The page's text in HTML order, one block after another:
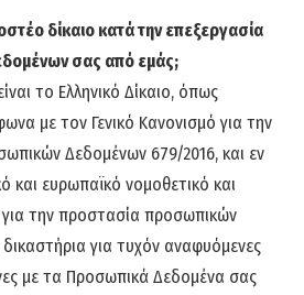
δίκαιο κατά την επεξεργασία
σας από εμάς;
το Ελληνικό Δίκαιο, όπως
με τον Γενικό Κανονισμό για την
Δεδομένων 679/2016, και εν
και ευρωπαϊκό νομοθετικό και
για την προστασία προσωπικών
για τυχόν αναφυόμενες
με τα Προσωπικά Δεδομένα σας